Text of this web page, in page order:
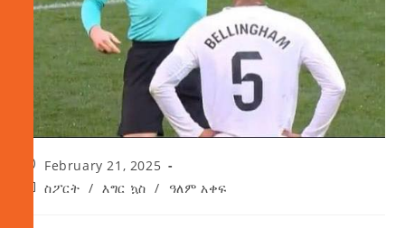
February 21, 2025
ስፖርት / እግር ኳስ / ዓለም አቀፍ